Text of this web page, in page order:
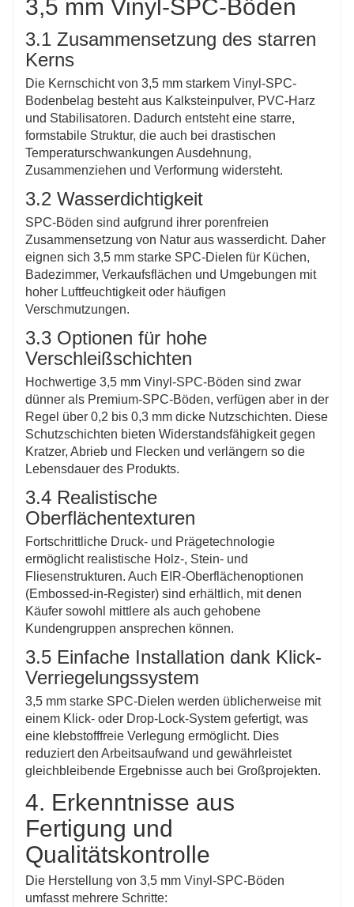
3,5 mm Vinyl-SPC-Böden
3.1 Zusammensetzung des starren
Kerns
Die Kernschicht von 3,5 mm starkem Vinyl-SPC-
Bodenbelag besteht aus Kalksteinpulver, PVC-Harz
und Stabilisatoren. Dadurch entsteht eine starre,
formstabile Struktur, die auch bei drastischen
Temperaturschwankungen Ausdehnung,
Zusammenziehen und Verformung widersteht.
3.2 Wasserdichtigkeit
SPC-Böden sind aufgrund ihrer porenfreien
Zusammensetzung von Natur aus wasserdicht. Daher
eignen sich 3,5 mm starke SPC-Dielen für Küchen,
Badezimmer, Verkaufsflächen und Umgebungen mit
hoher Luftfeuchtigkeit oder häufigen
Verschmutzungen.
3.3 Optionen für hohe
Verschleißschichten
Hochwertige 3,5 mm Vinyl-SPC-Böden sind zwar
dünner als Premium-SPC-Böden, verfügen aber in der
Regel über 0,2 bis 0,3 mm dicke Nutzschichten. Diese
Schutzschichten bieten Widerstandsfähigkeit gegen
Kratzer, Abrieb und Flecken und verlängern so die
Lebensdauer des Produkts.
3.4 Realistische
Oberflächentexturen
Fortschrittliche Druck- und Prägetechnologie
ermöglicht realistische Holz-, Stein- und
Fliesenstrukturen. Auch EIR-Oberflächenoptionen
(Embossed-in-Register) sind erhältlich, mit denen
Käufer sowohl mittlere als auch gehobene
Kundengruppen ansprechen können.
3.5 Einfache Installation dank Klick-
Verriegelungssystem
3,5 mm starke SPC-Dielen werden üblicherweise mit
einem Klick- oder Drop-Lock-System gefertigt, was
eine klebstofffreie Verlegung ermöglicht. Dies
reduziert den Arbeitsaufwand und gewährleistet
gleichbleibende Ergebnisse auch bei Großprojekten.
4. Erkenntnisse aus
Fertigung und
Qualitätskontrolle
Die Herstellung von 3,5 mm Vinyl-SPC-Böden
umfasst mehrere Schritte: